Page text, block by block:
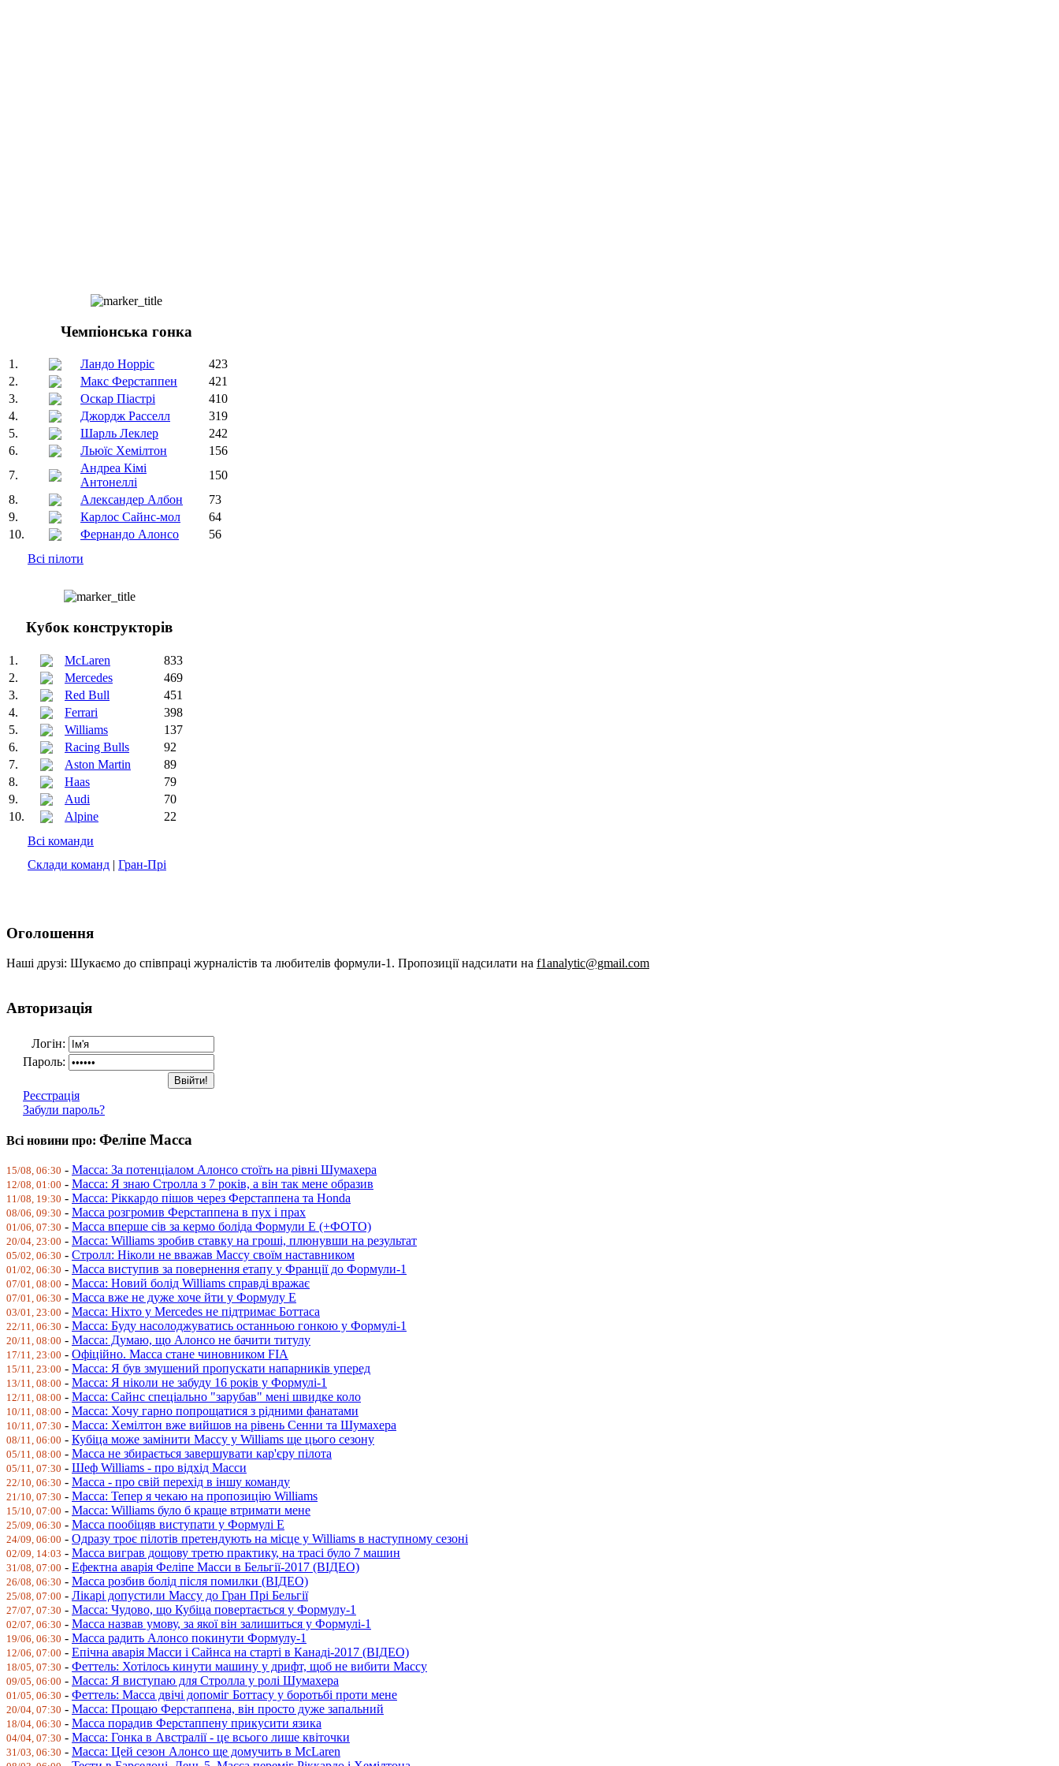
Чемпіонська гонка
1. Ландо Норріс
423
2.
Макс Ферстаппен
421
3.
Оскар Піастрі
410
4.
Джордж Расселл
319
5.
Шарль Леклер
242
6.
Льюїс Хемілтон
156
7.
Андреа Кімі
Антонеллі
150
8.
Александер Албон
73
9.
Карлос Сайнс-мол
64
10.
Фернандо Алонсо
56
Всі пілоти
Кубок конструкторів
1. McLaren
833
2.
Mercedes
469
3.
Red Bull
451
4.
Ferrari
398
5.
Williams
137
6.
Racing Bulls
92
7.
Aston Martin
89
8.
Haas
79
9.
Audi
70
10.
Alpine
22
Всі команди
Склади команд | Гран-Прі
Оголошення
Наші друзі: Шукаємо до співпраці журналістів та любителів формули-1. Пропозиції надсилати на f1analytic@gmail.com
Авторизація
Логін:
Пароль:
Реєстрація
Забули пароль?
Всі новини про: Феліпе Масса
15/08, 06:30 - Масса: За потенціалом Алонсо стоїть на рівні Шумахера
12/08, 01:00 - Масса: Я знаю Стролла з 7 років, а він так мене образив
11/08, 19:30 - Масса: Ріккардо пішов через Ферстаппена та Honda
08/06, 09:30 - Масса розгромив Ферстаппена в пух і прах
01/06, 07:30 - Масса вперше сів за кермо боліда Формули Е (+ФОТО)
20/04, 23:00 - Масса: Williams зробив ставку на гроші, плюнувши на результат
05/02, 06:30 - Стролл: Ніколи не вважав Массу своїм наставником
01/02, 06:30 - Масса виступив за повернення етапу у Франції до Формули-1
07/01, 08:00 - Масса: Новий болід Williams справді вражає
07/01, 06:30 - Масса вже не дуже хоче йти у Формулу Е
03/01, 23:00 - Масса: Ніхто у Mercedes не підтримає Боттаса
22/11, 06:30 - Масса: Буду насолоджуватись останньою гонкою у Формулі-1
20/11, 08:00 - Масса: Думаю, що Алонсо не бачити титулу
17/11, 23:00 - Офіційно. Масса стане чиновником FIA
15/11, 23:00 - Масса: Я був змушений пропускати напарників уперед
13/11, 08:00 - Масса: Я ніколи не забуду 16 років у Формулі-1
12/11, 08:00 - Масса: Сайнс спеціально "зарубав" мені швидке коло
10/11, 08:00 - Масса: Хочу гарно попрощатися з рідними фанатами
10/11, 07:30 - Масса: Хемілтон вже вийшов на рівень Сенни та Шумахера
08/11, 06:00 - Кубіца може замінити Массу у Williams ще цього сезону
05/11, 08:00 - Масса не збирається завершувати кар'єру пілота
05/11, 07:30 - Шеф Williams - про відхід Масси
22/10, 06:30 - Масса - про свій перехід в іншу команду
21/10, 07:30 - Масса: Тепер я чекаю на пропозицію Williams
15/10, 07:00 - Масса: Williams було б краще втримати мене
25/09, 06:30 - Масса пообіцяв виступати у Формулі Е
24/09, 06:00 - Одразу троє пілотів претендують на місце у Williams в наступному сезоні
02/09, 14:03 - Масса виграв дощову третю практику, на трасі було 7 машин
31/08, 07:00 - Ефектна аварія Феліпе Масси в Бельгії-2017 (ВІДЕО)
26/08, 06:30 - Масса розбив болід після помилки (ВІДЕО)
25/08, 07:00 - Лікарі допустили Массу до Гран Прі Бельгії
27/07, 07:30 - Масса: Чудово, що Кубіца повертається у Формулу-1
02/07, 06:30 - Масса назвав умову, за якої він залишиться у Формулі-1
19/06, 06:30 - Масса радить Алонсо покинути Формулу-1
12/06, 07:00 - Епічна аварія Масси і Сайнса на старті в Канаді-2017 (ВІДЕО)
18/05, 07:30 - Феттель: Хотілось кинути машину у дрифт, щоб не вибити Массу
09/05, 06:00 - Масса: Я виступаю для Стролла у ролі Шумахера
01/05, 06:30 - Феттель: Масса двічі допоміг Боттасу у боротьбі проти мене
20/04, 07:30 - Масса: Прощаю Ферстаппена, він просто дуже запальний
18/04, 06:30 - Масса порадив Ферстаппену прикусити язика
04/04, 07:30 - Масса: Гонка в Австралії - це всього лише квіточки
31/03, 06:30 - Масса: Цей сезон Алонсо ще домучить в McLaren